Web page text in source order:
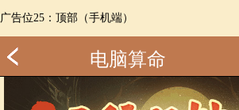
广告位25：顶部（手机端）
电脑算命